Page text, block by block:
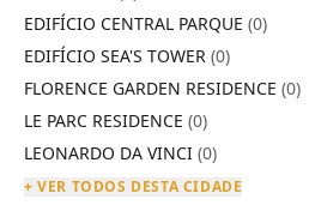
EDIFÍCIO CENTRAL PARQUE (0)
EDIFÍCIO SEA'S TOWER (0)
FLORENCE GARDEN RESIDENCE (0)
LE PARC RESIDENCE (0)
LEONARDO DA VINCI (0)
+ VER TODOS DESTA CIDADE